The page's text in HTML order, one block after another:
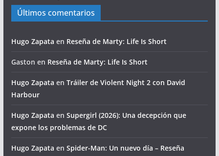
Últimos comentarios
Hugo Zapata en Reseña de Marty: Life Is Short
Gaston en Reseña de Marty: Life Is Short
Hugo Zapata en Tráiler de Violent Night 2 con David
Harbour
Hugo Zapata en Supergirl (2026): Una decepción que
expone los problemas de DC
Hugo Zapata en Spider-Man: Un nuevo día – Reseña